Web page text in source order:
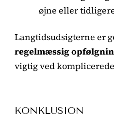
øjne eller
Langtidsudsigterne er
regelmæssig
vigtig ved
KONKLUSION